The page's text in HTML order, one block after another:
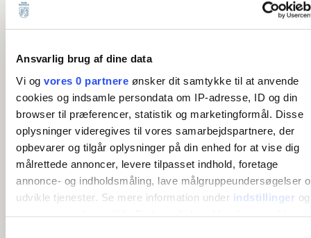
Ansvarlig brug af dine data
Vi og vores 0 partnere ønsker dit samtykke til at anvende
cookies og indsamle persondata om IP-adresse, ID og din
browser til præferencer, statistik og marketingformål. Disse
oplysninger videregives til vores samarbejdspartnere, der
opbevarer og tilgår oplysninger på din enhed for at vise dig
målrettede annoncer, levere tilpasset indhold, foretage
annonce- og indholdsmåling, lave målgruppeundersøgelser
udvikle tjenester. Se mere information under indstillinger
medvirkende til at fremme sundhed, trivsel
og fællesskab lokalt i Varde Kommune.
Læs mere
Din vej til sundhed, trivsel og
fællesskab